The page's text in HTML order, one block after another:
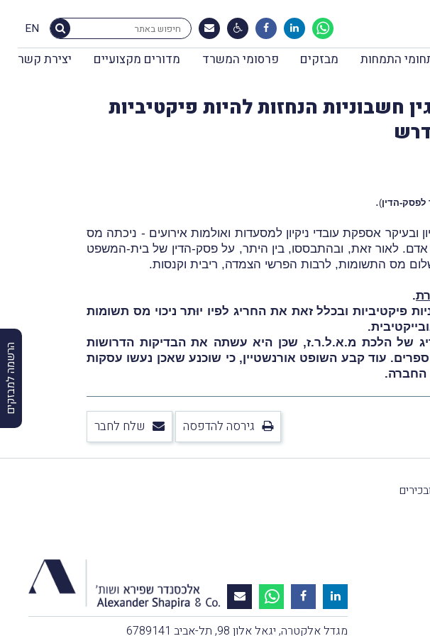
EN
התמחות מבזקים פרסומי המשרד מדורים מקצועיים יצירת קשר
הרשמה למבזקים
חשבוניות הנחזות להיות פיקטיביות
לפסק-הדין)
.
במתן שירותי ניקיון ובעיקר אספקת עובדי ניקיון למסעדות ואולמות אירועים - ניכתה מס
אדם. לאור זאת, ובהתבססו, בין היתר, על פסק-הדין של בית-המשפט
מס התשומות, לרבות הפרשי הצמדה, ריבית וקנסות.
.
ובכלל זאת את החריג לפיו יוּתר ניכוי מס תשומות
של הלכת מ.א.ל.ר.ז, שכּן היא עשתה את הבדיקות הדרושות
עוד קבע השופט אורנשטיין, כי שוכנע שאכן נעשו עסקות
החברה.
גירסה להדפסה שלח לחבר
מגדל אלקטרה, יגאל אלון 98, תל-אביב 6789141